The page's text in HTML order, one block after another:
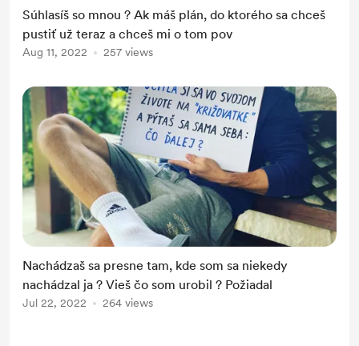
Súhlasíš so mnou ? Ak máš plán, do ktorého sa chceš
pustiť už teraz a chceš mi o tom pov
Aug 11, 2022 257 views
Nachádzaš sa presne tam, kde som sa niekedy
nachádzal ja ? Vieš čo som urobil ? Požiadal
Jul 22, 2022 264 views